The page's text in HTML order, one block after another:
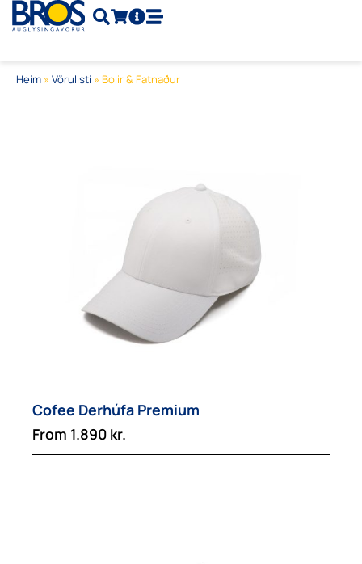
Skip
Heim » Vörulisti » Bolir & Fatnaður
Cofee Derhúfa Premium
From 1.890 kr.